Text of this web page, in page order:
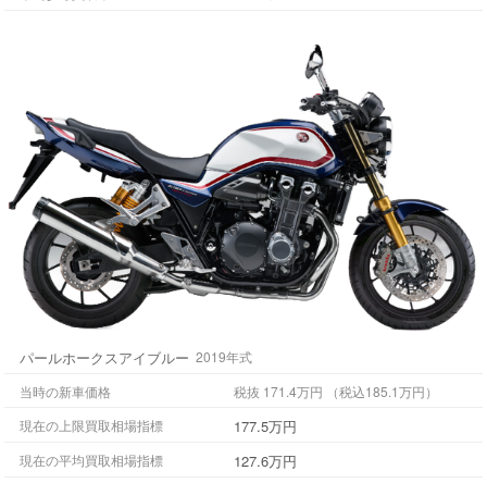
パールホークスアイブルー 2019年式
当時の新車価格
税抜 171.4万円 （税込185.1万円）
現在の上限買取相場指標
177.5万円
現在の平均買取相場指標 127.6万円